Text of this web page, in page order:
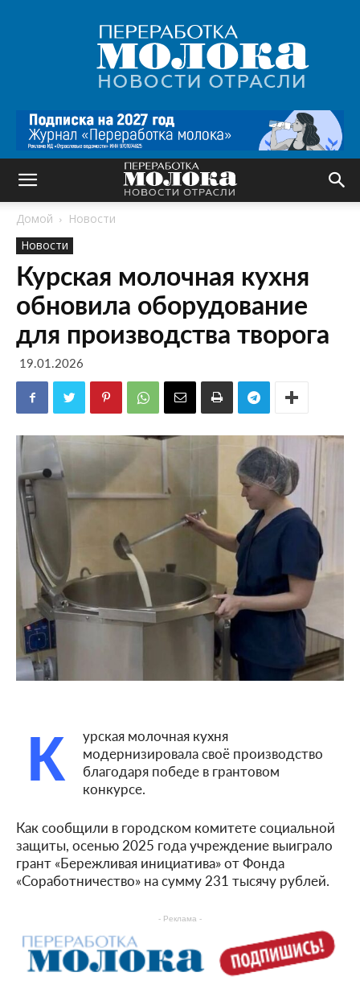
Переработка
молока
|
Новости
Домой
Новости
Новости
Курская молочная кухня
обновила оборудование
для производства творога
19.01.2026
К
урская молочная кухня
модернизировала своё производство
благодаря победе в грантовом
конкурсе.
Как сообщили в городском комитете социальной
защиты, осенью 2025 года учреждение выиграло
грант «Бережливая инициатива» от Фонда
«Соработничество» на сумму 231 тысячу рублей.
- Реклама -